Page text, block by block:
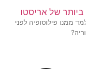
של אריסטו
ממנו פילוסופיה לפני